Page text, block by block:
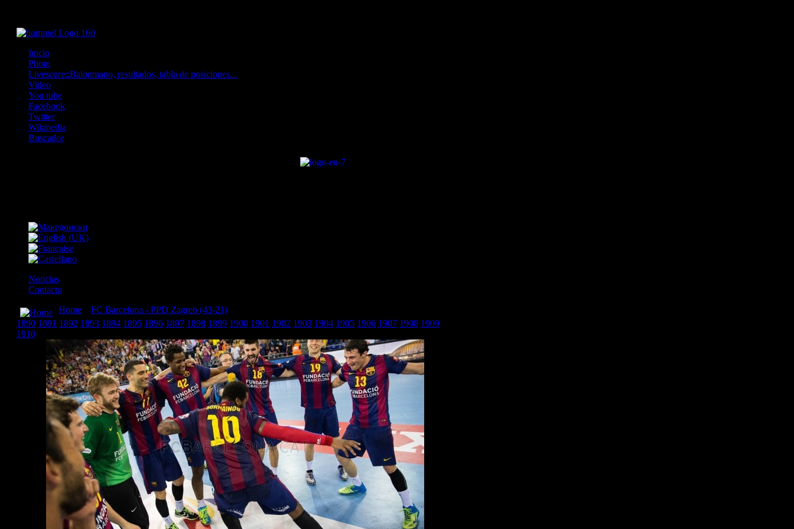
Inicio
Photo
Livescore::Balonmano, resultados, tabla de posiciones...
Video
You tube
Facebook
Twitter
Wikipedia
Buscador
Noticias
Contacto
Home
FC Barcelona - PPD Zagreb (43-21)
1890 1891 1892 1893 1894 1895 1896 1897 1898 1899 1900 1901 1902 1903 1904 1905 1906 1907 1908 1909
1910